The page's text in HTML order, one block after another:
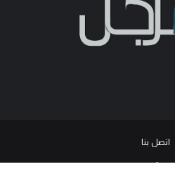
اتصل بنا